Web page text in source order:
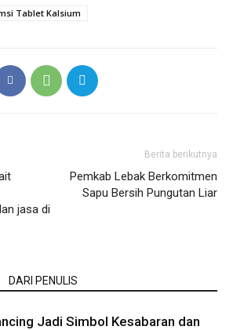
Tablet Kalsium
jasa di
Berita berikutnya
Pemkab Lebak Berkomitmen
Sapu Bersih Pungutan Liar
DARI PENULIS
Jadi Simbol Kesabaran dan